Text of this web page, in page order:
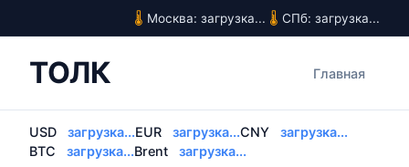
Москва: загрузка... СПб: загрузка...
ТОЛК Главная
USD загрузка...EUR загрузка...CNY
загрузка...
BTC
загрузка...Brent загрузка...